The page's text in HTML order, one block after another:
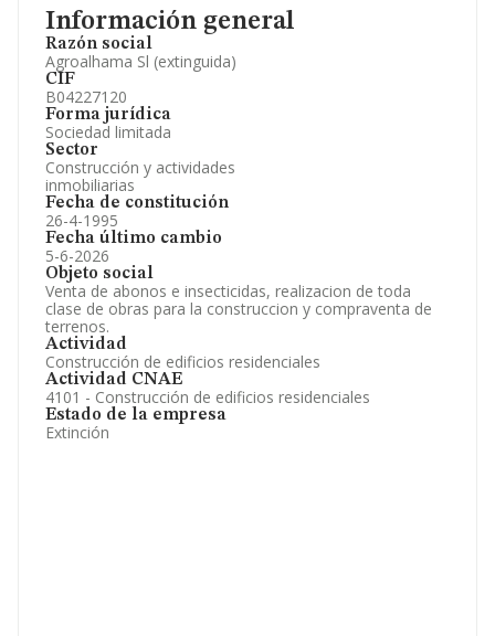
Información general
Razón social
Agroalhama Sl (extinguida)
CIF
B04227120
Forma jurídica
Sociedad limitada
Sector
Construcción y actividades
inmobiliarias
Fecha de constitución
26-4-1995
Fecha último cambio
5-6-2026
Objeto social
Venta de abonos e insecticidas, realizacion de toda
clase de obras para la construccion y compraventa de
terrenos.
Actividad
Construcción de edificios residenciales
Actividad CNAE
4101 - Construcción de edificios residenciales
Estado de la empresa
Extinción
Información oficial y registral complementaria.